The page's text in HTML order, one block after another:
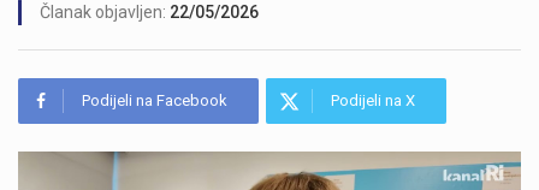
Članak objavljen: 22/05/2026
Podijeli na Facebook Podijeli na X